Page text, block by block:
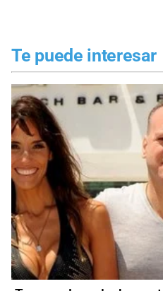
Te puede interesar